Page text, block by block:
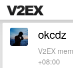
okcdz
V2EX
+08:00